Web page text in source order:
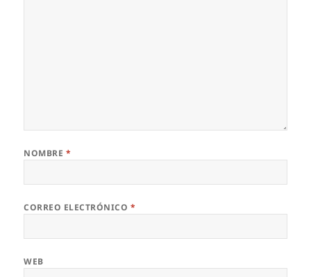
NOMBRE *
CORREO ELECTRÓNICO *
WEB